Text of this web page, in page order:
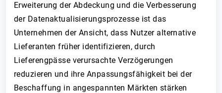
Erweiterung der Abdeckung und die Verbesserung
der Datenaktualisierungsprozesse ist das
Unternehmen der Ansicht, dass Nutzer alternative
Lieferanten früher identifizieren, durch
Lieferengpässe verursachte Verzögerungen
reduzieren und ihre Anpassungsfähigkeit bei der
Beschaffung in angespannten Märkten stärken